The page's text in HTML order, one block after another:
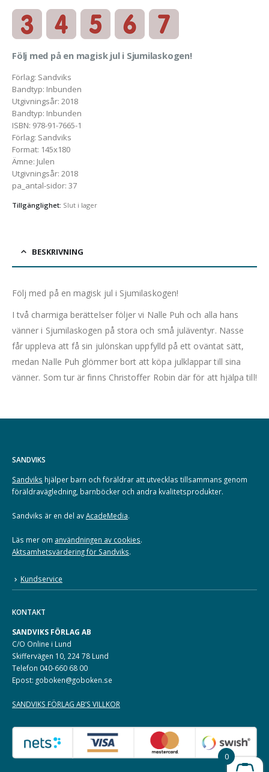
Följ med på en magisk jul i Sjumilaskogen!
Förlag: Sandviks
Bandtyp: Inbunden
Utgivningsår: 2018
Bandtyp: Inbunden
ISBN: 978-91-7665-1
Förlag: Sandviks
Format: 145x180
Ämne: Julen
Utgivningsår: 2018
pa_antal-sidor: 37
Tillgänglighet: Slut i lager
BESKRIVNING
Följ med på en magisk jul i Sjumilaskogen!
I två charmiga berättelser följer vi Nalle Puh och alla hans
vänner i Sjumilaskogen på stora och små juläventyr. Nasse
får uppleva att få sin julönskan uppfylld på ett oväntat sätt,
medan Nalle Puh glömmer bort att köpa julklappar till sina
vänner. Som tur är finns Christoffer Robin där för att hjälpa till!
SANDVIKS
Sandviks hjälper barn och föräldrar att utvecklas tillsammans genom
föräldravägledning, barnböcker och andra kvalitetsprodukter.
Sandviks är en del avAcadeMedia.
Läs mer om användningen av cookies.
Aktsamhetsvärdering för Sandviks.
Kundservice
KONTAKT
SANDVIKS FÖRLAG AB
C/O Online i Lund
Skiffervägen 10, 224 78 Lund
Telefon 040-660 68 00
Epost: goboken@goboken.se
SANDVIKS FÖRLAG AB’S VILLKOR
0